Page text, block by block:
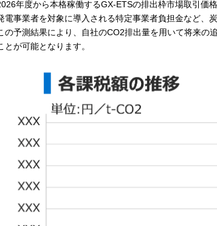
年度から本格稼働するGX-ETSの排出枠市場取引価
電事業者を対象に導入される特定事業者負担金など、
予測結果により、自社のCO2排出量を用いて将来の
とが可能となります。